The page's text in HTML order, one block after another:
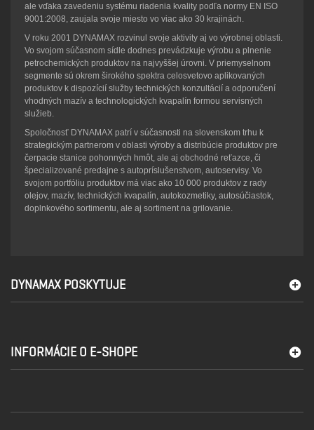
ale vďaka zavedeniu systému riadenia kvality podľa normy EN ISO
9001:2008, zaujala svoje miesto vo viac ako 30 krajinách.
V roku 2001 DYNAMAX rozvinul svoje aktivity aj vo výrobnej oblasti.
Vo svojom súčasnom sídle dodnes prevádzkuje výrobu a plnenie
petrochemických produktov na najvyššej úrovni. V priemyselnom
segmente sú okrem širokého spektra celosvetovo aplikovaných
produktov k dispozícií služby technických konzultácií a odporučení
vhodných mazív a technologických kvapalín formou servisných
služieb.
Spoločnosť DYNAMAX patrí v súčasnosti na slovenskom trhu k
strategickým partnerom v oblasti výroby a distribúcie produktov pre
čerpacie stanice pohonných hmôt, ale aj obchodné reťazce, či
špecializované predajne s autopríslušenstvom, autoservisy. Vo
svojom portfóliu produktov má viac ako 10 000 produktov z rady
olejov, mazív, technických kvapalín, autokozmetiky, autosúčiastok,
doplnkového sortimentu, ale aj sortiment na grilovanie.
DYNAMAX POSKYTUJE
INFORMÁCIE O E-SHOPE